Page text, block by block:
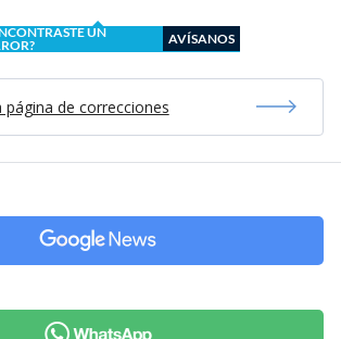
UN
AVÍSANOS
página de correcciones